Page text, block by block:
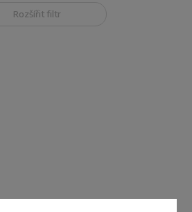
Rozšířit filtr